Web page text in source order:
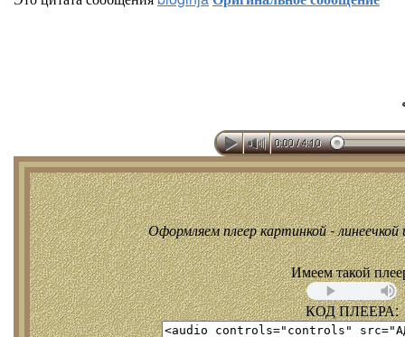
Оформляем плеер картинкой - линеечкой
Имеем такой
КОД ПЛЕЕРА: